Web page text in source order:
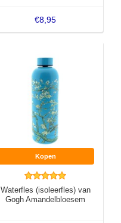
€8,95
Kopen
Waterfles (isoleerfles) van
Gogh Amandelbloesem